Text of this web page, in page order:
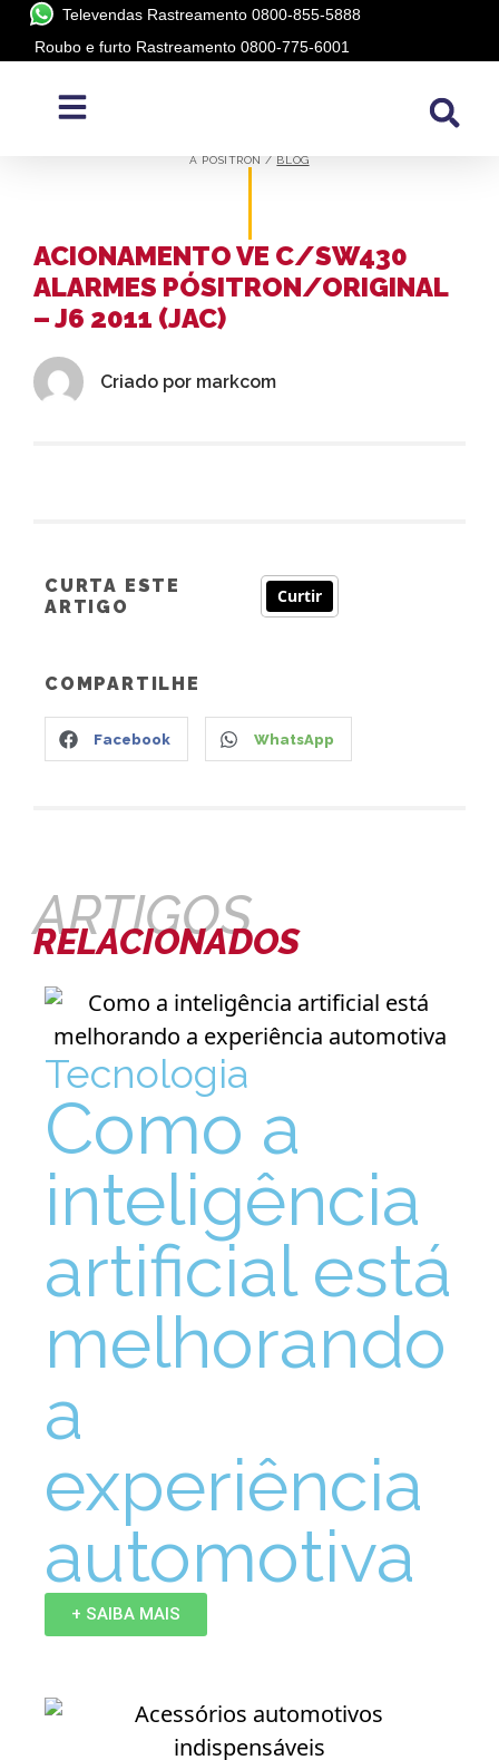
Televendas Rastreamento 0800-855-5888
Roubo e furto Rastreamento 0800-775-6001
A PÓSITRON / BLOG
ACIONAMENTO VE C/SW430
ALARMES PÓSITRON/ORIGINAL
– J6 2011 (JAC)
Criado por markcom
CURTA ESTE
ARTIGO
Curtir
COMPARTILHE
Facebook WhatsApp
ARTIGOS
RELACIONADOS
Tecnologia
Como a
inteligência
artificial está
melhorando
a
experiência
automotiva
+ SAIBA MAIS